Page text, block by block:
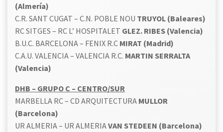
(Almería)
C.R. SANT CUGAT – C.N. POBLE NOU TRUYOL (Baleares)
RC SITGES – RC L’ HOSPITALET GLEZ. RIBES (Valencia)
B.U.C. BARCELONA – FENIX R.C MIRAT (Madrid)
C.A.U. VALENCIA – VALENCIA R.C. MARTIN SERRALTA
(Valencia)
DHB – GRUPO C – CENTRO/SUR
MARBELLA RC – CD ARQUITECTURA MULLOR
(Barcelona)
UR ALMERIA – UR ALMERIAVAN STEDEEN (Barcelona)